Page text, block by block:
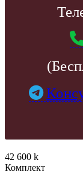
42 600 k
Комплект